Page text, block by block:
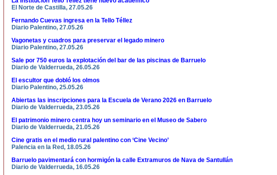
El Norte de Castilla, 27.05.26
Fernando Cuevas ingresa en la Tello Téllez
Diario Palentino, 27.05.26
Vagonetas y cuadros para preservar el legado minero
Diario Palentino, 27.05.26
Sale por 750 euros la explotación del bar de las piscinas de Barruelo
Diario de Valderrueda, 26.05.26
El escultor que dobló los olmos
Diario Palentino, 25.05.26
Abiertas las inscripciones para la Escuela de Verano 2026 en Barruelo
Diario de Valderrueda, 23.05.26
El patrimonio minero centra hoy un seminario en el Museo de Sabero
Diario de Valderrueda, 21.05.26
Cine gratis en el medio rural palentino con ‘Cine Vecino’
Palencia en la Red, 18.05.26
Barruelo pavimentará con hormigón la calle Extramuros de Nava de Santullán
Diario de Valderrueda, 16.05.26